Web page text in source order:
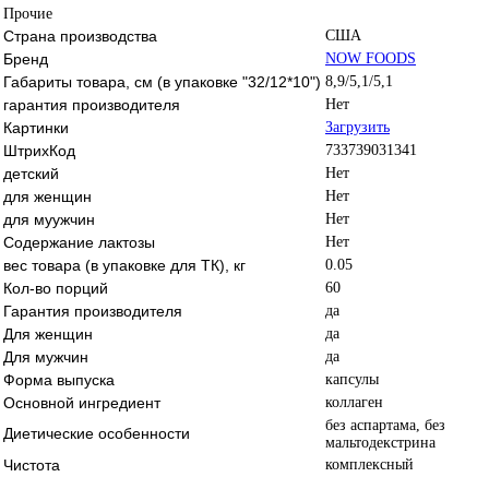
Прочие
Страна производства США
Бренд NOW FOODS
Габариты товара, см (в упаковке "32/12*10") 8,9/5,1/5,1
гарантия производителя Нет
Картинки Загрузить
ШтрихКод 733739031341
детский Нет
для женщин Нет
для муужчин Нет
Содержание лактозы Нет
вес товара (в упаковке для ТК), кг 0.05
Кол-во порций 60
Гарантия производителя да
Для женщин да
Для мужчин да
Форма выпуска капсулы
Основной ингредиент коллаген
Диетические особенности
без аспартама, без
мальтодекстрина
Чистота комплексный